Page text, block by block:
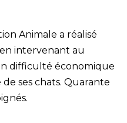
Animale a réalisé
intervenant au
difficulté économique
ses chats. Quarante